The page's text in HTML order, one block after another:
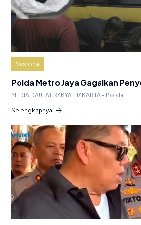
Nasional
Polda Metro Jaya Gagalkan
MEDIA DAULAT RAKYAT JAKARTA – Polda…
Selengkapnya